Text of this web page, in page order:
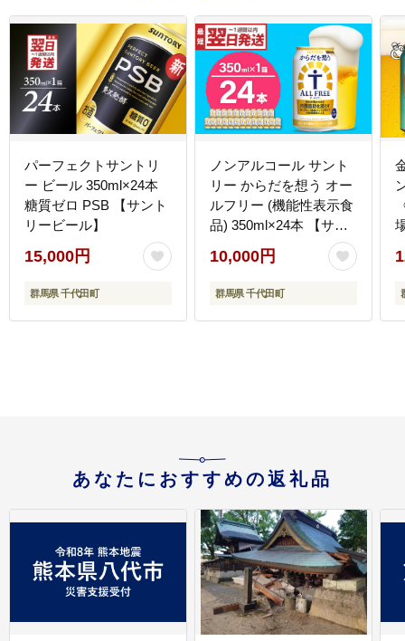
パーフェクトサントリ
ー ビール 350ml×24本
糖質ゼロ PSB 【サント
リービール】
15,000円
群馬県 千代田町
ノンアルコール サント
リー からだを想う オー
ルフリー (機能性表示食
品) 350ml×24本 【サン
トリー】※沖縄・離島
地域へのお届け不可
10,000円
群馬県 千代田町
あなたにおすすめの返礼品